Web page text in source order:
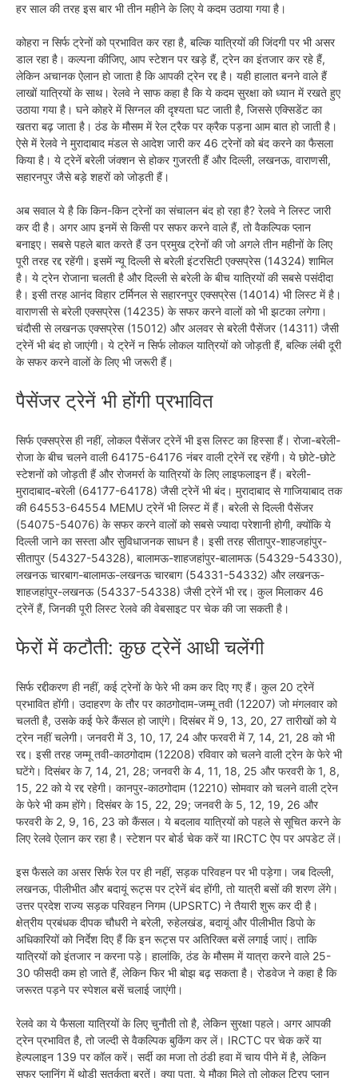
हर साल की तरह इस बार भी तीन महीने के लिए ये कदम उठाया गया है।
कोहरा न सिर्फ ट्रेनों को प्रभावित कर रहा है, बल्कि यात्रियों की जिंदगी पर भी असर
डाल रहा है। कल्पना कीजिए, आप स्टेशन पर खड़े हैं, ट्रेन का इंतजार कर रहे हैं,
लेकिन अचानक ऐलान हो जाता है कि आपकी ट्रेन रद्द है। यही हालात बनने वाले हैं
लाखों यात्रियों के साथ। रेलवे ने साफ कहा है कि ये कदम सुरक्षा को ध्यान में रखते हुए
उठाया गया है। घने कोहरे में सिग्नल की दृश्यता घट जाती है, जिससे एक्सिडेंट का
खतरा बढ़ जाता है। ठंड के मौसम में रेल ट्रैक पर क्रैक पड़ना आम बात हो जाती है।
ऐसे में रेलवे ने मुरादाबाद मंडल से आदेश जारी कर 46 ट्रेनों को बंद करने का फैसला
किया है। ये ट्रेनें बरेली जंक्शन से होकर गुजरती हैं और दिल्ली, लखनऊ, वाराणसी,
सहारनपुर जैसे बड़े शहरों को जोड़ती हैं।
अब सवाल ये है कि किन-किन ट्रेनों का संचालन बंद हो रहा है? रेलवे ने लिस्ट जारी
कर दी है। अगर आप इनमें से किसी पर सफर करने वाले हैं, तो वैकल्पिक प्लान
बनाइए। सबसे पहले बात करते हैं उन प्रमुख ट्रेनों की जो अगले तीन महीनों के लिए
पूरी तरह रद्द रहेंगी। इसमें न्यू दिल्ली से बरेली इंटरसिटी एक्सप्रेस (14324) शामिल
है। ये ट्रेन रोजाना चलती है और दिल्ली से बरेली के बीच यात्रियों की सबसे पसंदीदा
है। इसी तरह आनंद विहार टर्मिनल से सहारनपुर एक्सप्रेस (14014) भी लिस्ट में है।
वाराणसी से बरेली एक्सप्रेस (14235) के सफर करने वालों को भी झटका लगेगा।
चंदौसी से लखनऊ एक्सप्रेस (15012) और अलवर से बरेली पैसेंजर (14311) जैसी
ट्रेनें भी बंद हो जाएंगी। ये ट्रेनें न सिर्फ लोकल यात्रियों को जोड़ती हैं, बल्कि लंबी दूरी
के सफर करने वालों के लिए भी जरूरी हैं।
पैसेंजर ट्रेनें भी होंगी प्रभावित
सिर्फ एक्सप्रेस ही नहीं, लोकल पैसेंजर ट्रेनें भी इस लिस्ट का हिस्सा हैं। रोजा-बरेली-
रोजा के बीच चलने वाली 64175-64176 नंबर वाली ट्रेनें रद्द रहेंगी। ये छोटे-छोटे
स्टेशनों को जोड़ती हैं और रोजमर्रा के यात्रियों के लिए लाइफलाइन हैं। बरेली-
मुरादाबाद-बरेली (64177-64178) जैसी ट्रेनें भी बंद। मुरादाबाद से गाजियाबाद तक
की 64553-64554 MEMU ट्रेनें भी लिस्ट में हैं। बरेली से दिल्ली पैसेंजर
(54075-54076) के सफर करने वालों को सबसे ज्यादा परेशानी होगी, क्योंकि ये
दिल्ली जाने का सस्ता और सुविधाजनक साधन है। इसी तरह सीतापुर-शाहजहांपुर-
सीतापुर (54327-54328), बालामऊ-शाहजहांपुर-बालामऊ (54329-54330),
लखनऊ चारबाग-बालामऊ-लखनऊ चारबाग (54331-54332) और लखनऊ-
शाहजहांपुर-लखनऊ (54337-54338) जैसी ट्रेनें भी रद्द। कुल मिलाकर 46
ट्रेनें हैं, जिनकी पूरी लिस्ट रेलवे की वेबसाइट पर चेक की जा सकती है।
फेरों में कटौती: कुछ ट्रेनें आधी चलेंगी
सिर्फ रद्दीकरण ही नहीं, कई ट्रेनों के फेरे भी कम कर दिए गए हैं। कुल 20 ट्रेनें
प्रभावित होंगी। उदाहरण के तौर पर काठगोदाम-जम्मू तवी (12207) जो मंगलवार को
चलती है, उसके कई फेरे कैंसल हो जाएंगे। दिसंबर में 9, 13, 20, 27 तारीखों को ये
ट्रेन नहीं चलेगी। जनवरी में 3, 10, 17, 24 और फरवरी में 7, 14, 21, 28 को भी
रद्द। इसी तरह जम्मू तवी-काठगोदाम (12208) रविवार को चलने वाली ट्रेन के फेरे भी
घटेंगे। दिसंबर के 7, 14, 21, 28; जनवरी के 4, 11, 18, 25 और फरवरी के 1, 8,
15, 22 को ये रद्द रहेगी। कानपुर-काठगोदाम (12210) सोमवार को चलने वाली ट्रेन
के फेरे भी कम होंगे। दिसंबर के 15, 22, 29; जनवरी के 5, 12, 19, 26 और
फरवरी के 2, 9, 16, 23 को कैंसल। ये बदलाव यात्रियों को पहले से सूचित करने के
लिए रेलवे ऐलान कर रहा है। स्टेशन पर बोर्ड चेक करें या IRCTC ऐप पर अपडेट लें।
इस फैसले का असर सिर्फ रेल पर ही नहीं, सड़क परिवहन पर भी पड़ेगा। जब दिल्ली,
लखनऊ, पीलीभीत और बदायूं रूट्स पर ट्रेनें बंद होंगी, तो यात्री बसों की शरण लेंगे।
उत्तर प्रदेश राज्य सड़क परिवहन निगम (UPSRTC) ने तैयारी शुरू कर दी है।
क्षेत्रीय प्रबंधक दीपक चौधरी ने बरेली, रुहेलखंड, बदायूं और पीलीभीत डिपो के
अधिकारियों को निर्देश दिए हैं कि इन रूट्स पर अतिरिक्त बसें लगाई जाएं। ताकि
यात्रियों को इंतजार न करना पड़े। हालांकि, ठंड के मौसम में यात्रा करने वाले 25-
30 फीसदी कम हो जाते हैं, लेकिन फिर भी बोझ बढ़ सकता है। रोडवेज ने कहा है कि
जरूरत पड़ने पर स्पेशल बसें चलाई जाएंगी।
रेलवे का ये फैसला यात्रियों के लिए चुनौती तो है, लेकिन सुरक्षा पहले। अगर आपकी
ट्रेन प्रभावित है, तो जल्दी से वैकल्पिक बुकिंग कर लें। IRCTC पर चेक करें या
हेल्पलाइन 139 पर कॉल करें। सर्दी का मजा तो ठंडी हवा में चाय पीने में है, लेकिन
सफर प्लानिंग में थोड़ी सतर्कता बरतें। क्या पता, ये मौका मिले तो लोकल ट्रिप प्लान